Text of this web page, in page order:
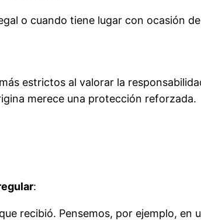
o cuando tiene lugar con ocasión
estrictos al valorar la
merece una protección reforzada.
:
recibió. Pensemos, por ejemplo, en